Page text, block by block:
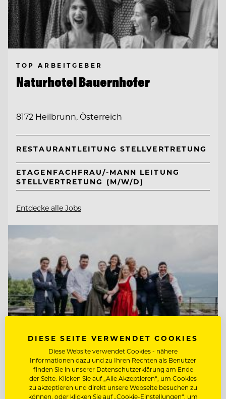
TOP ARBEITGEBER
Naturhotel Bauernhofer
8172 Heilbrunn, Österreich
RESTAURANTLEITUNG STELLVERTRETUNG
ETAGENFACHFRAU/-MANN LEITUNG
STELLVERTRETUNG (M/W/D)
Entdecke alle Jobs
TOP ARBEITGEBER
DIESE SEITE VERWENDET COOKIES
Diese Website verwendet Cookies - nähere
Informationen dazu und zu Ihren Rechten als Benutzer
finden Sie in unserer Datenschutzerklärung am Ende
der Seite. Klicken Sie auf „Alle Akzeptieren“, um Cookies
zu akzeptieren und direkt unsere Webseite besuchen zu
können, oder klicken Sie auf „Cookie-Einstellungen“, um